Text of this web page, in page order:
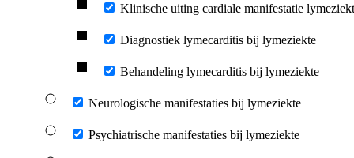
Klinische uiting cardiale manifestatie
Diagnostiek lymecarditis bij lymeziekte
Behandeling lymecarditis bij lymeziekte
Neurologische manifestaties bij lymeziekte
Psychiatrische manifestaties bij lymeziekte